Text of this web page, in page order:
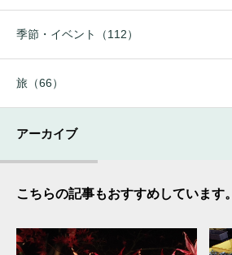
季節・イベント（112）
旅（66）
アーカイブ
こちらの記事もおすすめしています。